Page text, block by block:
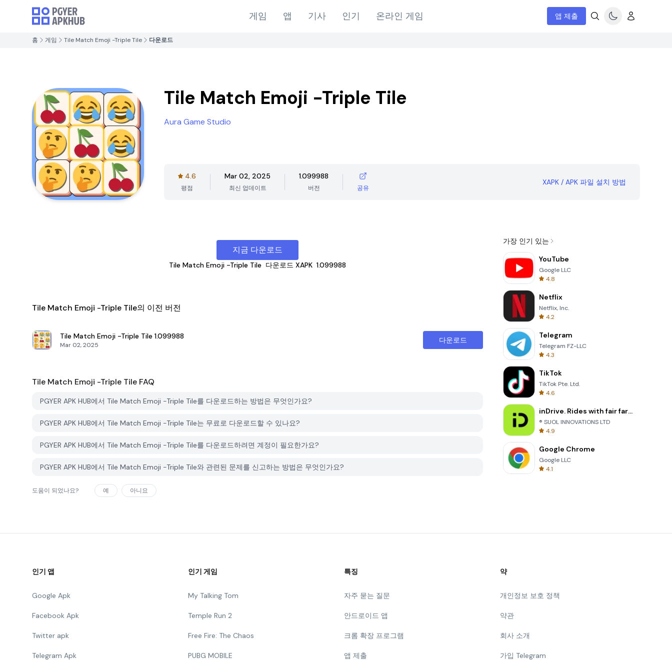
게임 앱 기사 인기 온라인 게임 앱 제출
홈 게임 Tile Match Emoji -Triple Tile 다운로드
Tile Match Emoji -Triple Tile
Aura Game Studio
4.6
평점
Mar 02, 2025
최신 업데이트
1.099988
버전 공유
XAPK / APK 파일 설치 방법
지금 다운로드
Tile Match Emoji -Triple Tile 다운로드 XAPK 1.099988
Tile Match Emoji -Triple Tile의 이전 버전
Tile Match Emoji -Triple Tile 1.099988
Mar 02, 2025
다운로드
Tile Match Emoji -Triple Tile FAQ
PGYER APK HUB에서 Tile Match Emoji -Triple Tile를 다운로드하는 방법은 무엇인가요?
PGYER APK HUB에서 Tile Match Emoji -Triple Tile는 무료로 다운로드할 수 있나요?
PGYER APK HUB에서 Tile Match Emoji -Triple Tile를 다운로드하려면 계정이 필요한가요?
PGYER APK HUB에서 Tile Match Emoji -Triple Tile와 관련된 문제를 신고하는 방법은 무엇인가요?
도움이 되었나요? 예 아니요
가장 인기 있는
YouTube
Google LLC
4.8
Netflix
Netflix, Inc.
4.2
Telegram
Telegram FZ-LLC
4.3
TikTok
TikTok Pte. Ltd.
4.6
inDrive. Rides with fair fares
® SUOL INNOVATIONS LTD
4.9
Google Chrome
Google LLC
4.1
인기 앱
Google Apk
Facebook Apk
Twitter apk
Telegram Apk
인기 게임
My Talking Tom
Temple Run 2
Free Fire: The Chaos
PUBG MOBILE
특징
자주 묻는 질문
안드로이드 앱
크롬 확장 프로그램
앱 제출
약
개인정보 보호 정책
약관
회사 소개
가입 Telegram